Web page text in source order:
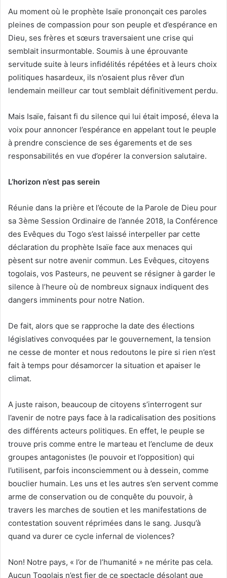
Au moment où le prophète Isaïe prononçait ces paroles
pleines de compassion pour son peuple et d’espérance en
Dieu, ses frères et sœurs traversaient une crise qui
semblait insurmontable. Soumis à une éprouvante
servitude suite à leurs infidélités répétées et à leurs choix
politiques hasardeux, ils n’osaient plus rêver d’un
lendemain meilleur car tout semblait définitivement perdu.
Mais Isaïe, faisant fi du silence qui lui était imposé, éleva la
voix pour annoncer l’espérance en appelant tout le peuple
à prendre conscience de ses égarements et de ses
responsabilités en vue d’opérer la conversion salutaire.
L’horizon n’est pas serein
Réunie dans la prière et l’écoute de la Parole de Dieu pour
sa 3ème Session Ordinaire de l’année 2018, la Conférence
des Evêques du Togo s’est laissé interpeller par cette
déclaration du prophète Isaïe face aux menaces qui
pèsent sur notre avenir commun. Les Evêques, citoyens
togolais, vos Pasteurs, ne peuvent se résigner à garder le
silence à l’heure où de nombreux signaux indiquent des
dangers imminents pour notre Nation.
De fait, alors que se rapproche la date des élections
législatives convoquées par le gouvernement, la tension
ne cesse de monter et nous redoutons le pire si rien n’est
fait à temps pour désamorcer la situation et apaiser le
climat.
A juste raison, beaucoup de citoyens s’interrogent sur
l’avenir de notre pays face à la radicalisation des positions
des différents acteurs politiques. En effet, le peuple se
trouve pris comme entre le marteau et l’enclume de deux
groupes antagonistes (le pouvoir et l’opposition) qui
l’utilisent, parfois inconsciemment ou à dessein, comme
bouclier humain. Les uns et les autres s’en servent comme
arme de conservation ou de conquête du pouvoir, à
travers les marches de soutien et les manifestations de
contestation souvent réprimées dans le sang. Jusqu’à
quand va durer ce cycle infernal de violences?
Non! Notre pays, « l’or de l’humanité » ne mérite pas cela.
Aucun Togolais n’est fier de ce spectacle désolant que